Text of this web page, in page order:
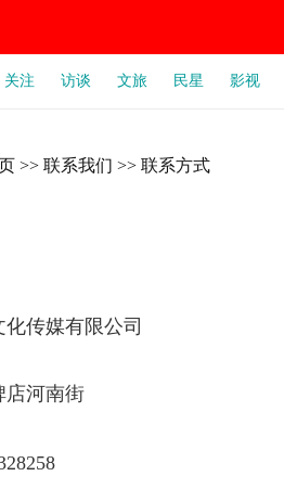
关注 访谈 文旅 民星 影视
>> 联系我们 >> 联系方式
传媒有限公司
店河南街